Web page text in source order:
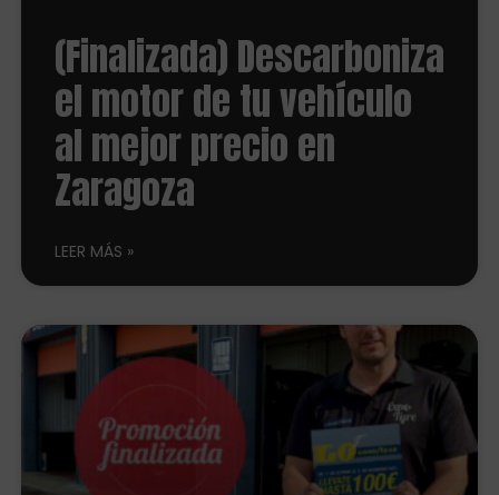
(Finalizada) Descarboniza
el motor de tu vehículo
al mejor precio en
Zaragoza
LEER MÁS